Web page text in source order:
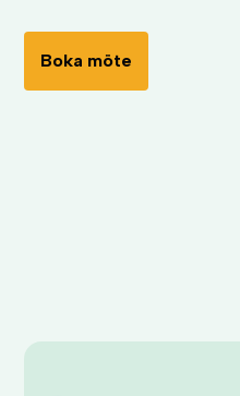
Boka möte